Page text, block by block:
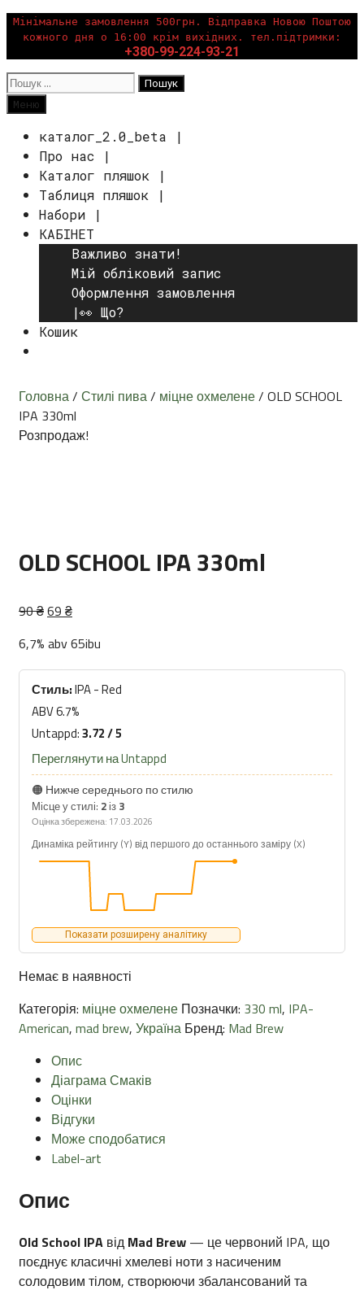
Перейти
вмісту
Мінімальне замовлення 500грн. Відправка Новою Поштою
кожного дня о 16:00 крім вихідних. тел.підтримки:
+380-99-224-93-21
Пошук:
Пошук
Меню
каталог_2.0_beta |
Про нас |
Каталог пляшок |
Таблиця пляшок |
Набори |
КАБІНЕТ
Важливо знати!
Мій обліковий запис
Оформлення замовлення
|👀 Що?
Кошик
Головна/ Стилі пива/ міцне охмелене/ OLD SCHOOL
IPA 330ml
Розпродаж!
OLD SCHOOL IPA 330ml
90₴Оригінальна
90 ₴.
69 ₴Поточна
69 ₴.
6,7% abv 65ibu
Стиль:IPA - Red
ABV 6.7%
Untappd:3.72 / 5
Переглянути на Untappd
🟠 Нижче середнього по стилю
Місце у стилі: 2 із 3
Оцінка збережена: 17.03.2026
Динаміка рейтингу (Y) від першого до останнього заміру (X)
Показати розширену аналітику
Немає в наявності
Категорія: міцне охмелене Позначки: 330 ml, IPA-
American, mad brew, Україна Бренд: Mad Brew
Опис
Діаграма Смаків
Оцінки
Відгуки
Може сподобатися
Label-art
Опис
Old School IPA від Mad Brew — це червоний IPA, що
поєднує класичні хмелеві ноти з насиченим
солодовим тілом, створюючи збалансований та